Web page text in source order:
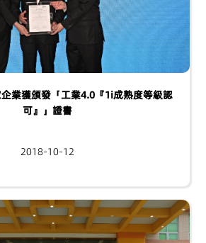
業獲頒發「工業4.0『1i成熟度等級認
可』」證書
2018-10-12